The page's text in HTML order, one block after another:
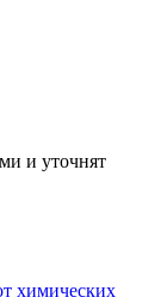
и уточнят
химических